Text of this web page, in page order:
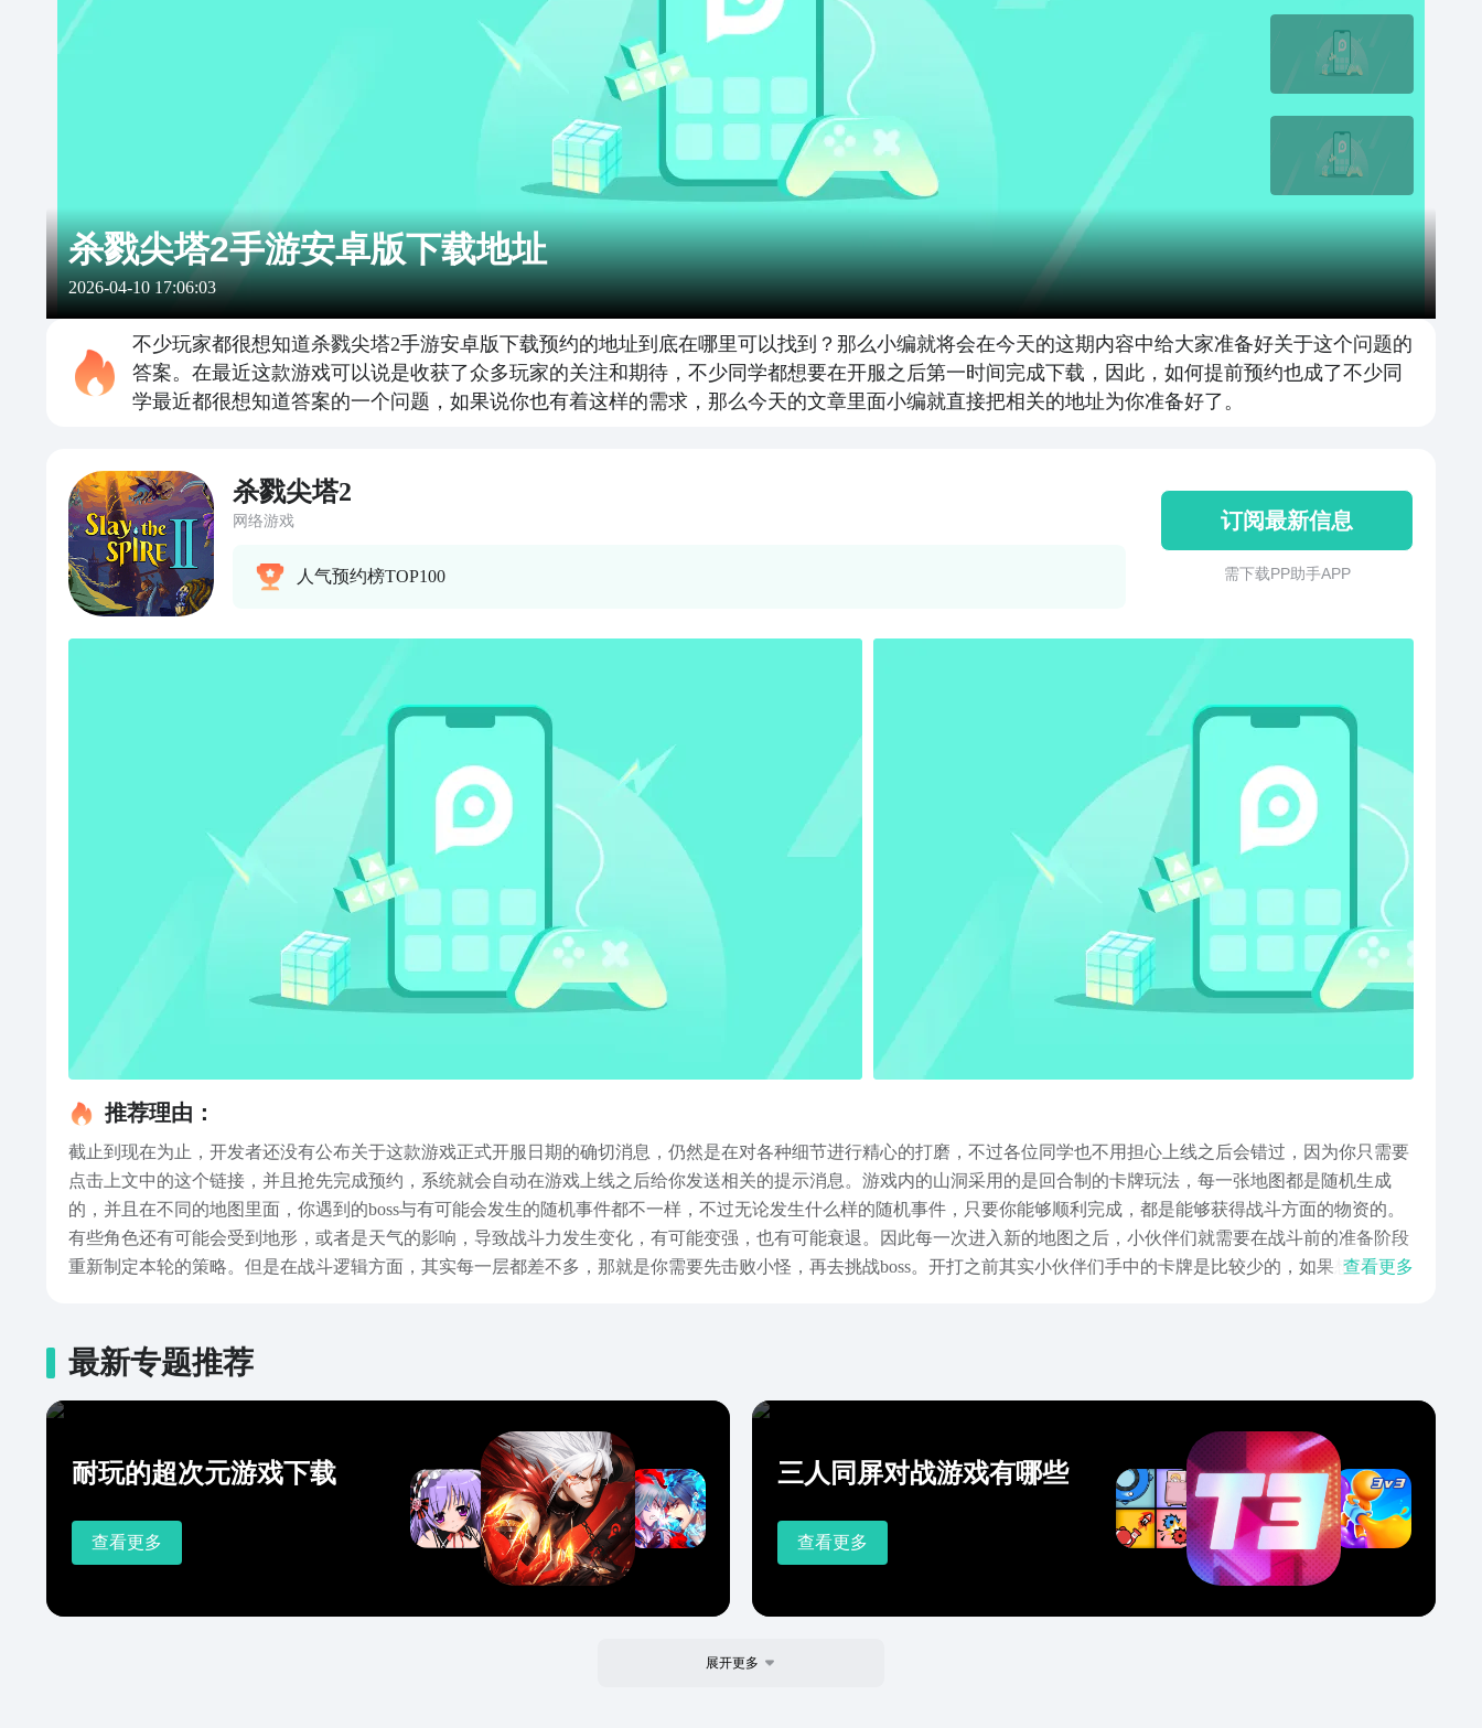
杀戮尖塔2手游安卓版下载地址
2026-04-10 17:06:03
不少玩家都很想知道杀戮尖塔2手游安卓版下载预约的地址到底在哪里可以找到？那么小编就将会在今天的这期内容中给大家准备好关于这个问题的
答案。在最近这款游戏可以说是收获了众多玩家的关注和期待，不少同学都想要在开服之后第一时间完成下载，因此，如何提前预约也成了不少同
学最近都很想知道答案的一个问题，如果说你也有着这样的需求，那么今天的文章里面小编就直接把相关的地址为你准备好了。
杀戮尖塔2
网络游戏
人气预约榜TOP100
订阅最新信息
需 下 载 P P 助 手 A P P
推荐理由：
截止到现在为止，开发者还没有公布关于这款游戏正式开服日期的确切消息，仍然是在对各种细节进行精心的打磨，不过各位同学也不用担心上线之后会错过，因为你只需要
点击上文中的这个链接，并且抢先完成预约，系统就会自动在游戏上线之后给你发送相关的提示消息。游戏内的山洞采用的是回合制的卡牌玩法，每一张地图都是随机生成
的，并且在不同的地图里面，你遇到的boss与有可能会发生的随机事件都不一样，不过无论发生什么样的随机事件，只要你能够顺利完成，都是能够获得战斗方面的物资的。
有些角色还有可能会受到地形，或者是天气的影响，导致战斗力发生变化，有可能变强，也有可能衰退。因此每一次进入新的地图之后，小伙伴们就需要在战斗前的准备阶段
重新制定本轮的策略。但是在战斗逻辑方面，其实每一层都差不多，那就是你需要先击败小怪，再去挑战boss。开打之前其实小伙伴们手中的卡牌是比较少的，如果想持续不
里可以找到呢？那么小编在上文里面就已经直接给各位玩家贴出来了，大家不需要再到别处去寻找，直接通过文章里面的这个地址，就可以顺利完成预约哦。这款游戏不仅在
战斗方面能够给玩家们带来酷爽的感觉，并且也带有一定的策略性，玩法还是非常有趣，值得期待的。
查看更多
最新专题推荐
耐玩的超次元游戏下载
查看更多
三人同屏对战游戏有哪些
查看更多
展开更多